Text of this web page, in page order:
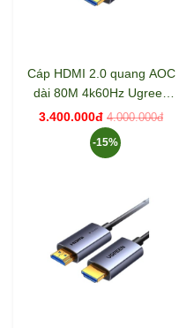
Cáp HDMI 2.0 quang AOC
dài 80M 4k60Hz Ugreen
45511 HD178
3.400.000đ 4.000.000đ
-15%